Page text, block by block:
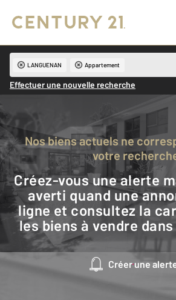
LANGUENAN Appartement
Effectuer une nouvelle recherche
Nos biens actuels ne correspondent pas à
votre
Créez-vous une alerte mail pour être
averti quand une
ligne et consultez la
les biens à vendre
Créer une